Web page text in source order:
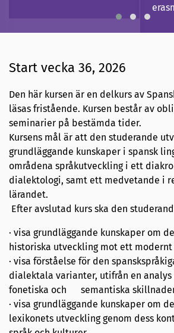
Start vecka 36, 2026
Den här kursen är en delkurs av
läsas fristående. Kursen består av
seminarier på bestämda tider.
Kursens mål är att den studerande
grundläggande kunskaper i spansk
områdena språkutveckling i ett
dialektologi, samt ett medvetande i
lärandet.
Efter avslutad kurs ska den
· visa grundläggande kunskaper om
historiska utveckling mot ett
· visa förståelse för den
dialektala varianter, utifrån en analys
fonetiska och semantiska
· visa grundläggande kunskaper om
lexikonets utveckling genom dess